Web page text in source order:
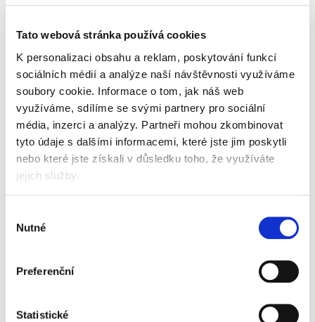
Tato webová stránka používá cookies
K personalizaci obsahu a reklam, poskytování funkcí
sociálních médií a analýze naší návštěvnosti využíváme
soubory cookie. Informace o tom, jak náš web
využíváme, sdílíme se svými partnery pro sociální
média, inzerci a analýzy. Partneři mohou zkombinovat
tyto údaje s dalšími informacemi, které jste jim poskytli
nebo které jste získali v důsledku toho, že využíváte
jejich služby.
souhlasu
Nutné
Preferenční
Statistické
Skladem
Vyberte si parametry
objem
500 ml
Popis